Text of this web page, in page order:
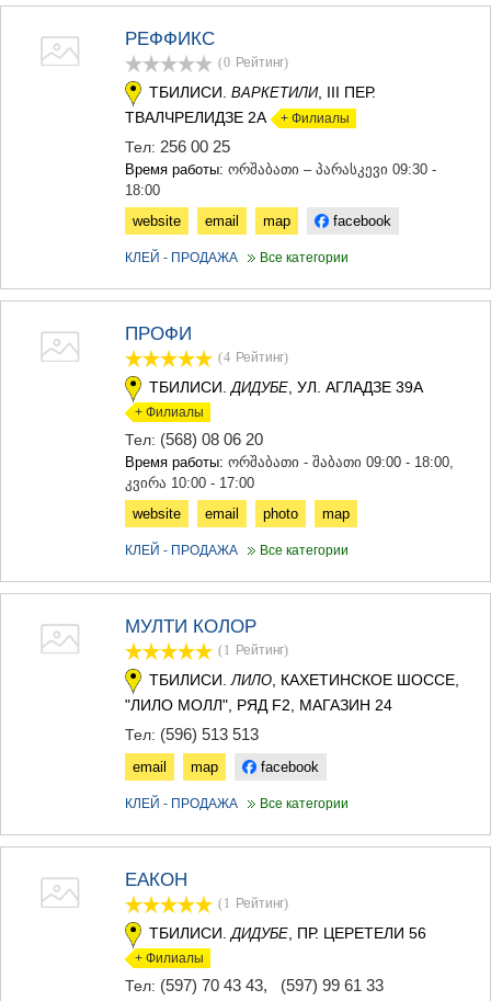
МЦХЕТА
СТЕПАНЦМИНДА (КАЗБЕГИ)
РАЧА-ЛЕЧХУМИ/НИЖНЯЯ
АМБРОЛАУРИ
МЕГРЕЛИЯ/ВЕРХНЯЯ
АБАША
МАРТВИЛИ
МЕСТИА
ЦАЛЕНДЖИХА
АСПИНДЗА
АХАЛЦИХЕ
БОРЖОМИ
НИНОЦМИНДА
АБАСТУМАНИ
ТЕТРИЦКАРО
РУСТАВИ
РЕФФИКС
(0 Рейтинг)
ТБИЛИСИ. ВАРКЕТИЛИ, III ПЕР.
ТВАЛЧРЕЛИДЗЕ 2А + Филиалы
Тел: 256 00 25
Время работы: ორშაბათი – პარასკევი 09:30 -
18:00
website
email map facebook
КЛЕЙ - ПРОДАЖА Все категории
ПРОФИ
(4 Рейтинг)
ТБИЛИСИ. ДИДУБЕ , УЛ. АГЛАДЗЕ 39А
+ Филиалы
Тел: (568) 08 06 20
Время работы: ორშაბათი - შაბათი 09:00 - 18:00,
კვირა 10:00 - 17:00
website
email photo map
КЛЕЙ - ПРОДАЖА Все категории
МУЛТИ КОЛОР
(1 Рейтинг)
ТБИЛИСИ. ЛИЛО , КАХЕТИНСКОЕ ШОССЕ,
"ЛИЛО МОЛЛ", РЯД F2, МАГАЗИН 24
Тел: (596) 513 513
email map facebook
КЛЕЙ - ПРОДАЖА Все категории
ЕАКОН
(1 Рейтинг)
ТБИЛИСИ.ДИДУБЕ, ПР. ЦЕРЕТЕЛИ 56
+ Филиалы
Тел: (597) 70 43 43, (597) 99 61 33